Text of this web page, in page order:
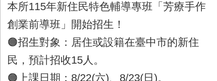
本所115年新住民特色輔導專班「芳療手作
創業前導班」開始招生！
🟠招生對象：居住或設籍在臺中市的新住
民，預計招收15人。
🟠上課日期：8/22(六)、8/23(日)。